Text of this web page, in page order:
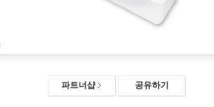
파트너샵 공유하기